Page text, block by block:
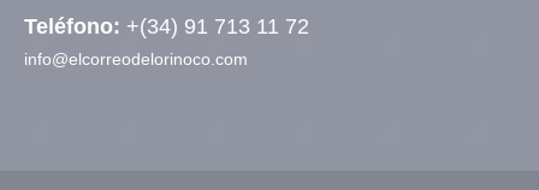
Teléfono: +(34) 91 713 11 72
info@elcorreodelorinoco.com